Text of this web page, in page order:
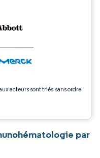
acteurs sont triés sans ordre
par